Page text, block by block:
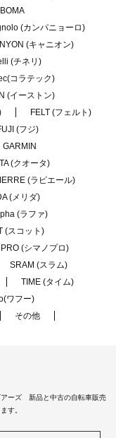
BOMA
(カンパニョーロ)
(キャニオン)
(チネリ)
コラテック)
(イーストン)
FELT (フェルト)
(フジ)
GARMIN
(クオータ)
(ラピエール)
(メリダ)
(ラファ)
(スコット)
(シマノプロ)
SRAM (スラム)
TIME (タイム)
ワフー)
その他
アーズ 新品と中古の自転車販売
す。